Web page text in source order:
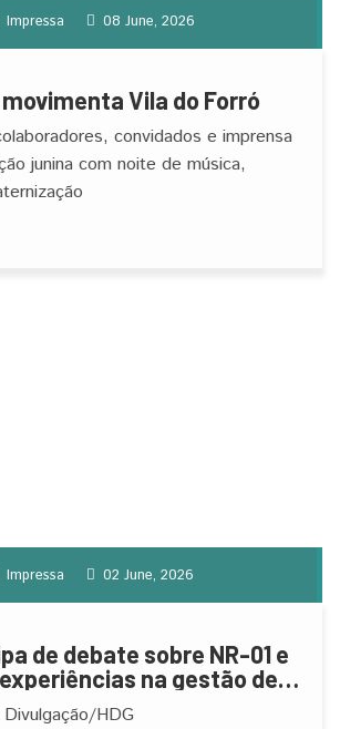
Impressa 08 June, 2026
movimenta Vila do Forró
convidados e imprensa
junina com noite de música,
Impressa 02 June, 2026
de debate sobre NR-01 e
na gestão de
HDG